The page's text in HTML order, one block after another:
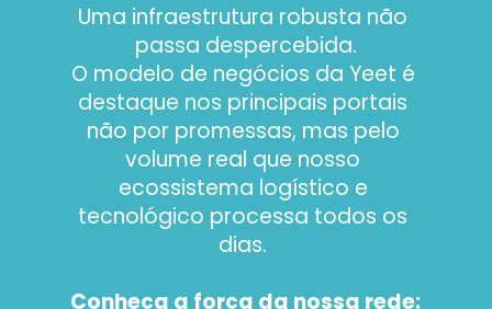
Uma infraestrutura robusta não
passa despercebida.
O modelo de negócios da Yeet é
destaque nos principais portais
não por promessas, mas pelo
volume real que nosso
ecossistema logístico e
tecnológico processa todos os
dias.
Conheça a força da nossa rede: